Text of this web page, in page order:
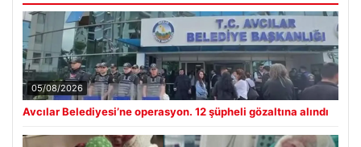
05/08/2026
Avcılar Belediyesi’ne operasyon. 12 şüpheli gözaltına alındı